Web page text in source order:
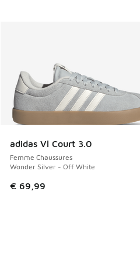
adidas Vl Court 3.0
Femme Chaussures
Wonder Silver - Off White
€ 69,99